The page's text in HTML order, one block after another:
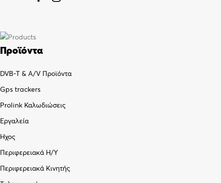
Προϊόντα
DVB-T & A/V Προϊόντα
Gps trackers
Prolink Καλωδιώσεις
Εργαλεία
Ήχος
Περιφερειακά Η/Υ
Περιφερειακά Κινητής